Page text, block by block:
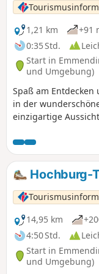
1,21 km
+91
0:35 Std.
Start in
und Umgebung)
Spaß am
in der
einzigartige
Hochburg-
14,95 km
4:50 Std.
Start in
und Umgebung)